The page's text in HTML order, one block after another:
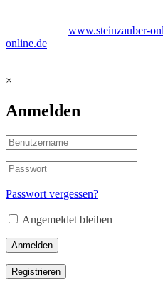
www.steinzauber-
online.de
×
Anmelden
Passwort vergessen?
Angemeldet bleiben
Anmelden
Registrieren